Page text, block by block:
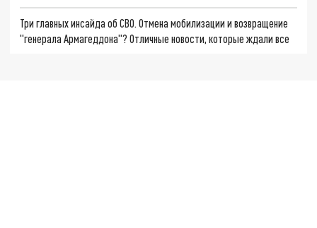
Три главных инсайда об СВО. Отмена мобилизации и возвращение
"генерала Армагеддона"? Отличные новости, которые ждали все